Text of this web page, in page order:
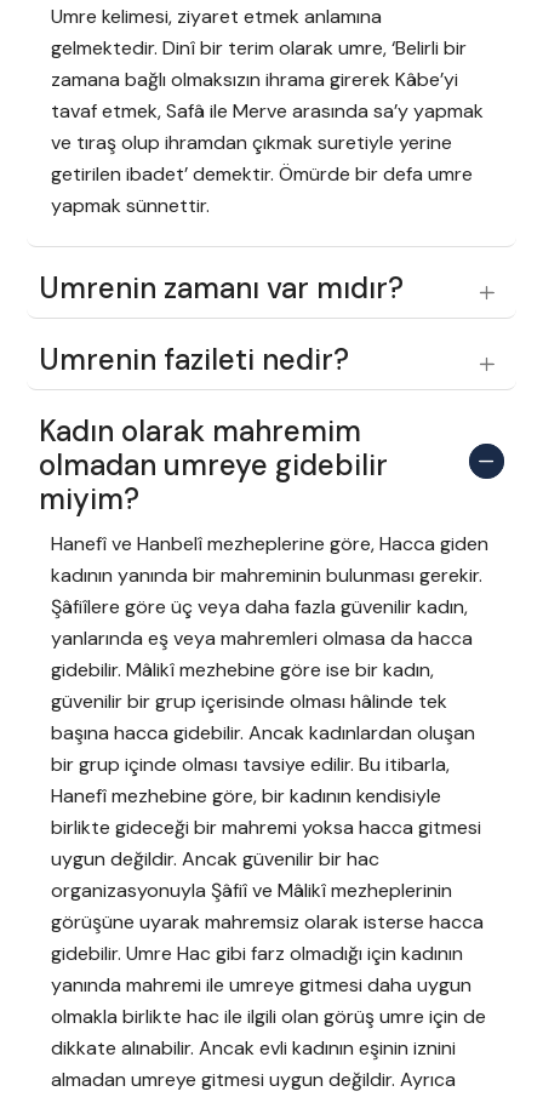
Umre kelimesi, ziyaret etmek anlamına
gelmektedir. Dinî bir terim olarak umre, ‘Belirli bir
zamana bağlı olmaksızın ihrama girerek Kâbe’yi
tavaf etmek, Safâ ile Merve arasında sa’y yapmak
ve tıraş olup ihramdan çıkmak suretiyle yerine
getirilen ibadet’ demektir. Ömürde bir defa umre
yapmak sünnettir.
Umrenin zamanı var mıdır?
Umrenin fazileti nedir?
Kadın olarak mahremim
olmadan umreye gidebilir
miyim?
Hanefî ve Hanbelî mezheplerine göre, Hacca giden
kadının yanında bir mahreminin bulunması gerekir.
Şâfiîlere göre üç veya daha fazla güvenilir kadın,
yanlarında eş veya mahremleri olmasa da hacca
gidebilir. Mâlikî mezhebine göre ise bir kadın,
güvenilir bir grup içerisinde olması hâlinde tek
başına hacca gidebilir. Ancak kadınlardan oluşan
bir grup içinde olması tavsiye edilir. Bu itibarla,
Hanefî mezhebine göre, bir kadının kendisiyle
birlikte gideceği bir mahremi yoksa hacca gitmesi
uygun değildir. Ancak güvenilir bir hac
organizasyonuyla Şâfiî ve Mâlikî mezheplerinin
görüşüne uyarak mahremsiz olarak isterse hacca
gidebilir. Umre Hac gibi farz olmadığı için kadının
yanında mahremi ile umreye gitmesi daha uygun
olmakla birlikte hac ile ilgili olan görüş umre için de
dikkate alınabilir. Ancak evli kadının eşinin iznini
almadan umreye gitmesi uygun değildir. Ayrıca